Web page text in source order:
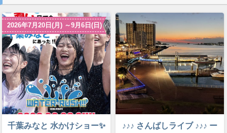
2026年7月20日(月) ～9月6日(日)
千葉みなと 水かけショー✨
♪♪♪ さんばしライブ ♪♪♪ ー